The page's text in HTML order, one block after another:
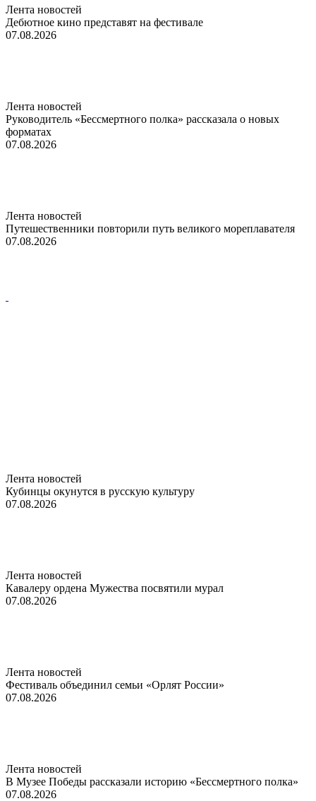
Лента новостей
Дебютное кино представят на фестивале
07.08.2026
Лента новостей
Руководитель «Бессмертного полка» рассказала о новых
форматах
07.08.2026
Лента новостей
Путешественники повторили путь великого мореплавателя
07.08.2026
Лента новостей
Кубинцы окунутся в русскую культуру
07.08.2026
Лента новостей
Кавалеру ордена Мужества посвятили мурал
07.08.2026
Лента новостей
Фестиваль объединил семьи «Орлят России»
07.08.2026
Лента новостей
В Музее Победы рассказали историю «Бессмертного полка»
07.08.2026